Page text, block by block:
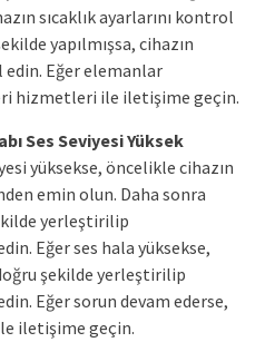
sıcaklık ayarlarını kontrol
yapılmışsa, cihazın
edin. Eğer elemanlar
hizmetleri ile iletişime geçin.
Ses Seviyesi Yüksek
yüksekse, öncelikle cihazın
emin olun. Daha sonra
yerleştirilip
Eğer ses hala yüksekse,
şekilde yerleştirilip
Eğer sorun devam ederse,
iletişime geçin.